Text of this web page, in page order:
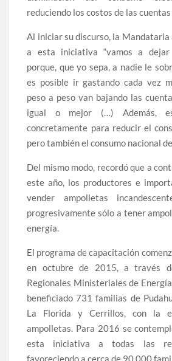
reduciendo los costos de las
Al iniciar su discurso, la Mandataria
a esta iniciativa “vamos a
porque, que yo sepa, a nadie le
es posible ir gastando cada vez
peso a peso van bajando las
igual o mejor (…) Además,
concretamente para reducir el
pero también el consumo nacional
Del mismo modo, recordó que a
este año, los productores e
vender ampolletas
progresivamente sólo a tener
energía.
El programa de capacitación
en octubre de 2015, a través
Regionales Ministeriales de
beneficiado 731 familias de
La Florida y Cerrillos, con la
ampolletas. Para 2016 se
esta iniciativa a todas las
favoreciendo a cerca de 90.000